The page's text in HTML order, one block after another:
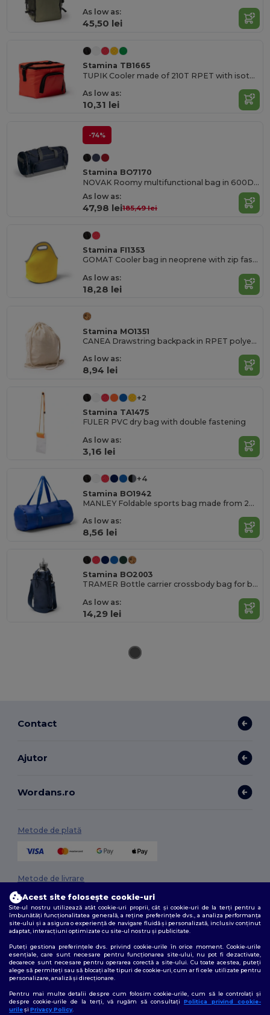
As low as:
45,50 lei
Stamina TB1665
TUPIK Cooler made of 210T RPET with isothermal interior
As low as:
10,31 lei
-74%
Stamina BO7170
NOVAK Roomy multifunctional bag in 600D polyester
As low as:
47,98 lei185,49 lei
Stamina FI1353
GOMAT Cooler bag in neoprene with zip fastening
As low as:
18,28 lei
Stamina MO1351
CANEA Drawstring backpack in RPET polyester with 150 gsm cotton touch
As low as:
8,94 lei
+2
Stamina TA1475
FULER PVC dry bag with double fastening
As low as:
3,16 lei
+4
Stamina BO1942
MANLEY Foldable sports bag made from 290T RPET
As low as:
8,56 lei
Stamina BO2003
TRAMER Bottle carrier crossbody bag for bottles up to 2
As low as:
14,29 lei
Contact
Ajutor
Wordans.ro
Metode de plată
Metode de livrare
2026. Toate drepturile rezervate
Urmărește-ne
Acest site folosește cookie-uri
Site-ul nostru utilizează atât cookie-uri proprii, cât și cookie-uri de la terți pentru a
îmbunătăți funcționalitatea generală, a reține preferințele dvs., a analiza performanța
site-ului și a asigura o experiență de navigare fluidă și personalizată, inclusiv conținut
adaptat, interacțiuni optimizate cu site-ul nostru și publicitate.
Puteți gestiona preferințele dvs. privind cookie-urile în orice moment. Cookie-urile
esențiale, care sunt necesare pentru funcționarea site-ului, nu pot fi dezactivate,
deoarece sunt necesare pentru operarea corectă a site-ului. Cu toate acestea, puteți
alege să permiteți sau să blocați alte tipuri de cookie-uri, cum ar fi cele utilizate pentru
personalizare, analiză și direcționare.
Pentru mai multe detalii despre cum folosim cookie-urile, cum să le controlați și
despre cookie-urile de la terți, vă rugăm să consultați Politica privind cookie-
urileși Privacy Policy.